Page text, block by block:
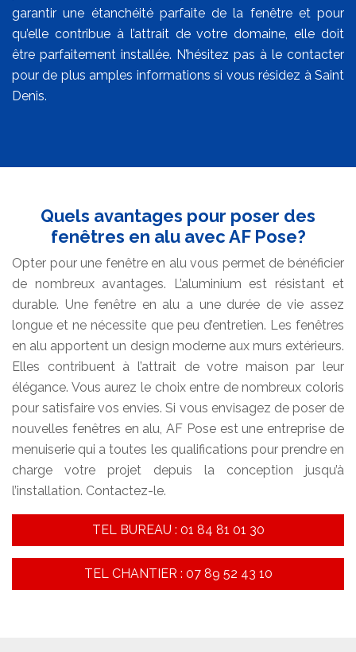
garantir une étanchéité parfaite de la fenêtre et pour
qu’elle contribue à l’attrait de votre domaine, elle doit
être parfaitement installée. N’hésitez pas à le contacter
pour de plus amples informations si vous résidez à Saint
Denis.
Quels avantages pour poser des
fenêtres en alu avec AF Pose?
Opter pour une fenêtre en alu vous permet de bénéficier
de nombreux avantages. L’aluminium est résistant et
durable. Une fenêtre en alu a une durée de vie assez
longue et ne nécessite que peu d’entretien. Les fenêtres
en alu apportent un design moderne aux murs extérieurs.
Elles contribuent à l’attrait de votre maison par leur
élégance. Vous aurez le choix entre de nombreux coloris
pour satisfaire vos envies. Si vous envisagez de poser de
nouvelles fenêtres en alu, AF Pose est une entreprise de
menuiserie qui a toutes les qualifications pour prendre en
charge votre projet depuis la conception jusqu’à
l’installation. Contactez-le.
TEL BUREAU : 01 84 81 01 30
TEL CHANTIER : 07 89 52 43 10